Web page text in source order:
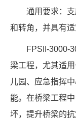
通用要求：
和转角，并具有
FPSII-3000-
梁工程，尤其适
儿园、应急指挥
能。在桥梁工程
坏，提升桥梁的